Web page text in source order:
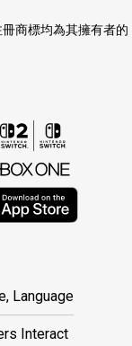
商標均為其擁有者的
Language
Interact